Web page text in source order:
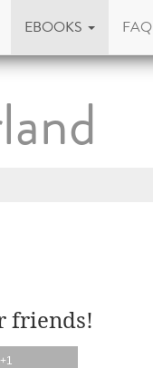
EBOOKS FAQ
friends!
+1